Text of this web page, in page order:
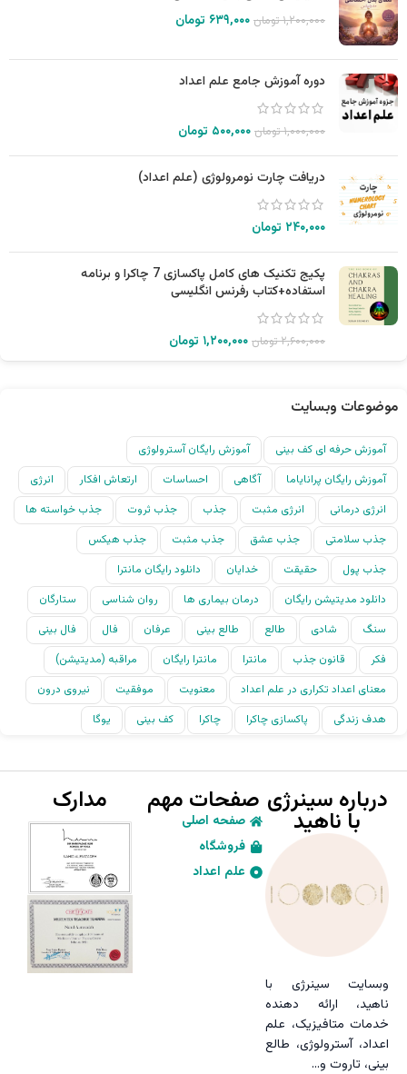
۱,۲۰۰,۰۰۰تومان ۶۳۹,۰۰۰ تومان
دوره آموزش جامع علم اعداد
۱,۰۰۰,۰۰۰تومان ۵۰۰,۰۰۰ تومان
دریافت چارت نومرولوژی (علم اعداد)
۲۴۰,۰۰۰ تومان
پکیج تکنیک های کامل پاکسازی 7 چاکرا و برنامه
استفاده+کتاب رفرنس انگلیسی
۲,۶۰۰,۰۰۰تومان ۱,۲۰۰,۰۰۰ تومان
موضوعات وبسایت
آموزش حرفه ای کف بینی
آموزش رایگان آسترولوژی
آموزش رایگان پرانایاما
آگاهی احساسات ارتعاش افکار
انرژی
انرژی درمانی
انرژی مثبت جذب جذب ثروت
جذب خواسته ها
جذب سلامتی
جذب عشق جذب مثبت
جذب هیکس
جذب پول
حقیقت خدایان
دانلود رایگان مانترا
دانلود مدیتیشن رایگان
درمان بیماری ها روان شناسی
ستارگان
سنگ
شادی طالع طالع بینی عرفان فال
فال بینی
فکر
قانون جذب مانترا مانترا رایگان
مراقبه (مدیتیشن)
معنای اعداد تکراری در علم اعداد
معنویت موفقیت
نیروی درون
هدف زندگی
پاکسازی چاکرا چاکرا کف بینی یوگا
درباره سینرژی
با ناهید
وبسایت سینرژی با
ناهید، ارائه دهنده
خدمات متافیزیک، علم
اعداد، آسترولوژی، طالع
بینی، تاروت و…
صفحات مهم
صفحه اصلی
فروشگاه
علم اعداد
مدارک